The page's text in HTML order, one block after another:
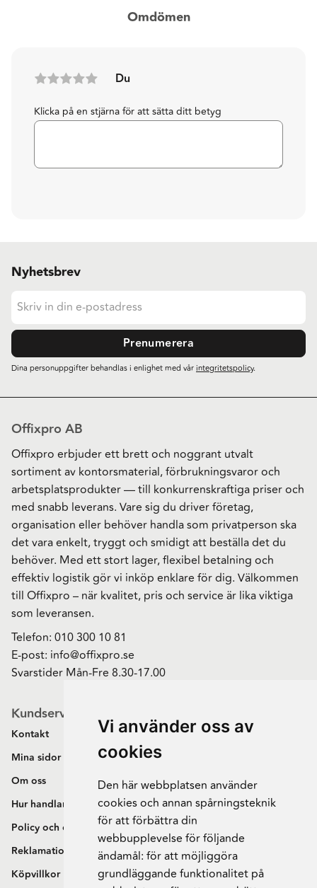
Vi använder oss av
cookies
Den här webbplatsen använder
cookies och annan spårningsteknik
för att förbättra din
webbupplevelse för följande
ändamål: för att möjliggöra
grundläggande funktionalitet på
Omdömen
Du
Klicka på en stjärna för att sätta ditt betyg
Nyhetsbrev
Prenumerera
Dina personuppgifter behandlas i enlighet med vårintegritetspolicy.
Offixpro AB
Offixpro erbjuder ett brett och noggrant utvalt
sortiment av kontorsmaterial, förbrukningsvaror och
arbetsplatsprodukter — till konkurrenskraftiga priser och
med snabb leverans. Vare sig du driver företag,
organisation eller behöver handla som privatperson ska
det vara enkelt, tryggt och smidigt att beställa det du
behöver. Med ett stort lager, flexibel betalning och
effektiv logistik gör vi inköp enklare för dig. Välkommen
till Offixpro – när kvalitet, pris och service är lika viktiga
som leveransen.
Telefon: 010 300 10 81
E-post: info@offixpro.se
Svarstider Mån-Fre 8.30-17.00
Kundservice
Kontakt
Mina sidor
Om oss
Hur handlar jag?
Policy och cookies
Reklamation och retur
Köpvillkor